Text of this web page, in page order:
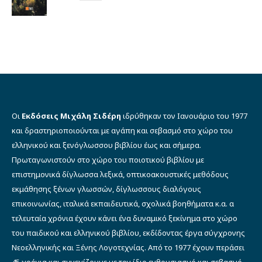
Οι Εκδόσεις Μιχάλη Σιδέρη ιδρύθηκαν τον Ιανουάριο του 1977
και δραστηριοποιούνται με αγάπη και σεβασμό στο χώρο του
ελληνικού και ξενόγλωσσου βιβλίου έως και σήμερα.
Πρωταγωνιστούν στο χώρο του ποιοτικού βιβλίου με
επιστημονικά δίγλωσσα λεξικά, οπτικοακουστικές μεθόδους
εκμάθησης ξένων γλωσσών, δίγλωσσους διαλόγους
επικοινωνίας, ιταλικά εκπαιδευτικά, σχολικά βοηθήματα κ.α. α
τελευταία χρόνια έχουν κάνει ένα δυναμικό ξεκίνημα στο χώρο
του παιδικού και ελληνικού βιβλίου, εκδίδοντας έργα σύγχρονης
Νεοελληνικής και Ξένης Λογοτεχνίας. Από το 1977 έχουν περάσει